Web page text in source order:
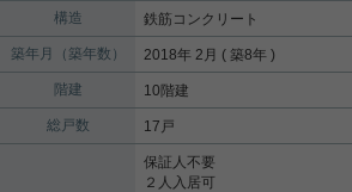
構造 鉄筋コンクリート
築年月（築年数） 2018年 2月 ( 築8年 )
階建 10階建
総戸数 17戸
保証人不要
２人入居可